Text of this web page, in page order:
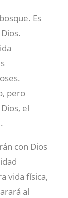
Es
pero
el
con Dios
vida física,
al